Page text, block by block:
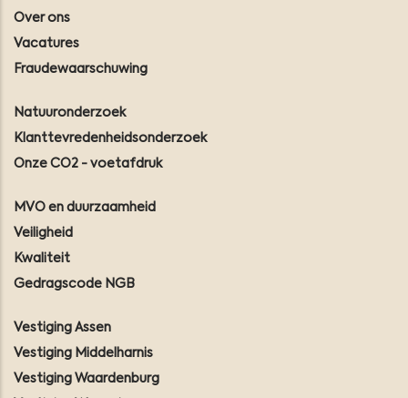
Over ons
Vacatures
Fraudewaarschuwing
Natuuronderzoek
Klanttevredenheidsonderzoek
Onze CO2 - voetafdruk
MVO en duurzaamheid
Veiligheid
Kwaliteit
Gedragscode NGB
Vestiging Assen
Vestiging Middelharnis
Vestiging Waardenburg